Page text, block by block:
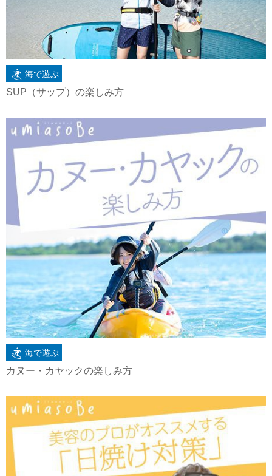
海で遊ぶ
SUP（サップ）の楽しみ方
海で遊ぶ
カヌー・カヤックの楽しみ方